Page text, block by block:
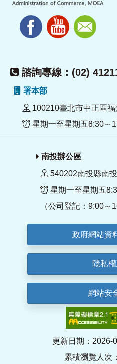
諮詢專線：(02)
署本部
100210臺北市中正區
星期一至星期五8:30～
南投辦公區
540202南投縣南
星期一至星期五
（公司登記：9:00～
政府網站資
隱私
網站安
更新日期：2026-
累積瀏覽人次